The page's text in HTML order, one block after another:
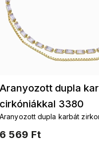
Aranyozott dupla
cirkóniákkal 3380
6 569 Ft
Aranyozott dupla karbát